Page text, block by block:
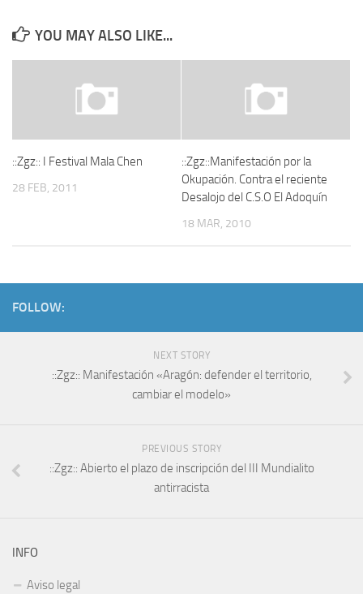
YOU MAY ALSO LIKE...
::Zgz:: I Festival Mala Chen
28 FEB, 2011
::Zgz::Manifestación por la
Okupación. Contra el reciente
Desalojo del C.S.O El Adoquín
18 MAR, 2010
FOLLOW:
NEXT STORY
::Zgz:: Manifestación «Aragón: defender el territorio,
cambiar el modelo»
PREVIOUS STORY
::Zgz:: Abierto el plazo de inscripción del III Mundialito
antirracista
INFO
Aviso legal